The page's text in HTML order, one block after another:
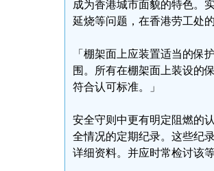
成为香港城市面貌的特色。
延烧等问题，在香港劳工处
「棚架面上应装置适当的保
围。所有在棚架面上装设的
符合认可标准。」
安全守则中更有明定阻燃的
全情况的定期纪录。这些纪
详细资料。并应时常检讨该